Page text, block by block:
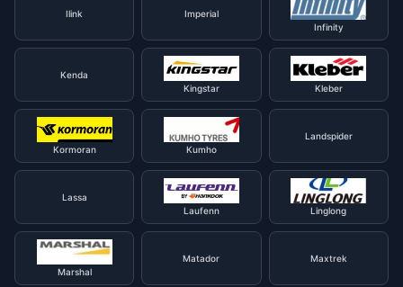
Ilink
Imperial
Infinity
Kenda
Kingstar
Kleber
Kormoran Kumho
Landspider
Lassa
Laufenn
Linglong
Marshal
Matador Maxtrek